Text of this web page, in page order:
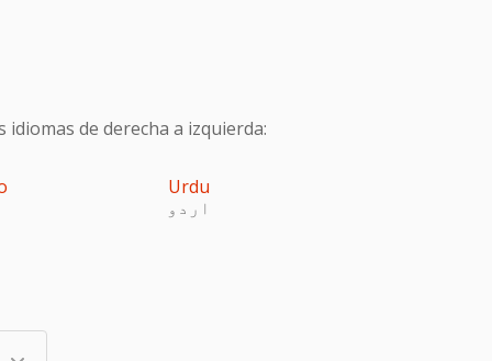
de derecha a izquierda:
Urdu
اردو